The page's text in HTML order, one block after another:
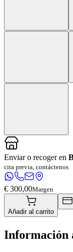
Enviar o recoger en
cita previa, contáctenos
€ 300,00Margen
Añadir al carrito
Información